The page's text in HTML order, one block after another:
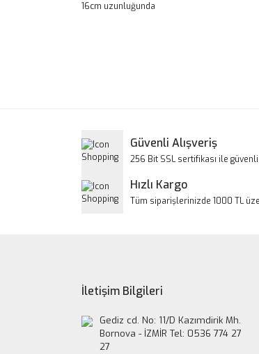
16cm uzunluğunda
Ürün fiyatı diğer sitelerden daha
Güvenli Alışveriş
256 Bit SSL sertifikası ile güvenli
Hızlı Kargo
Tüm siparişlerinizde 1000 TL
İletişim Bilgileri
Gediz cd. No: 11/D Kazımdirik Mh.
Bornova - İZMİR Tel: 0536 774 27
27